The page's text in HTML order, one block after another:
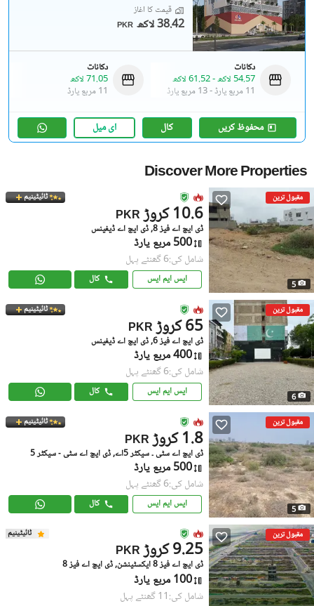
قیمت کا آغاز
PKR 38.42 لاکھ
دکانات
54.57 لاکھ
-61.52 لاکھ
11 مربع یارڈ
-13 مربع یارڈ
دکانات
71.05 لاکھ
11 مربع یارڈ
محفوظ کریں کال ای میل
Discover More Properties
مقبول ترین
5
ٹائیٹینیم
PKR 10.6 کروڑ
ڈی ایچ اے فیز 8, ڈی ایچ اے ڈیفینس
500 مربع یارڈ
شامل کی:6 گھنٹے پہل
ایس ایم ایس کال
مقبول ترین
6
ٹائیٹینیم
PKR 65 کروڑ
ڈی ایچ اے فیز 6, ڈی ایچ اے ڈیفینس
400 مربع یارڈ
شامل کی:6 گھنٹے پہل
ایس ایم ایس کال
مقبول ترین
5
ٹائیٹینیم
PKR 1.8 کروڑ
ڈی ایچ اے سٹی ۔ سیکٹر 5اے, ڈی ایچ اے سٹی - سیکٹر 5
500 مربع یارڈ
شامل کی:6 گھنٹے پہل
ایس ایم ایس کال
مقبول ترین ٹائیٹینیم
PKR 9.25 کروڑ
ڈی ایچ اے فیز 8 ایکسٹینشن, ڈی ایچ اے فیز 8
100 مربع یارڈ
شامل کی:11 گھنٹے پہل